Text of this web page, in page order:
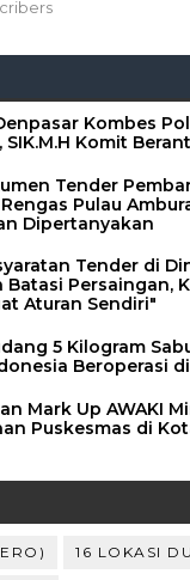
Kombes
Komit
Tender
Pulau
Dipertanyakan
Tender di
Batasi Persaingan,
Aturan Sendiri"
5 Kilogram
Beroperasi
Mark Up AWAKI
Puskesmas di
16 LOKASI